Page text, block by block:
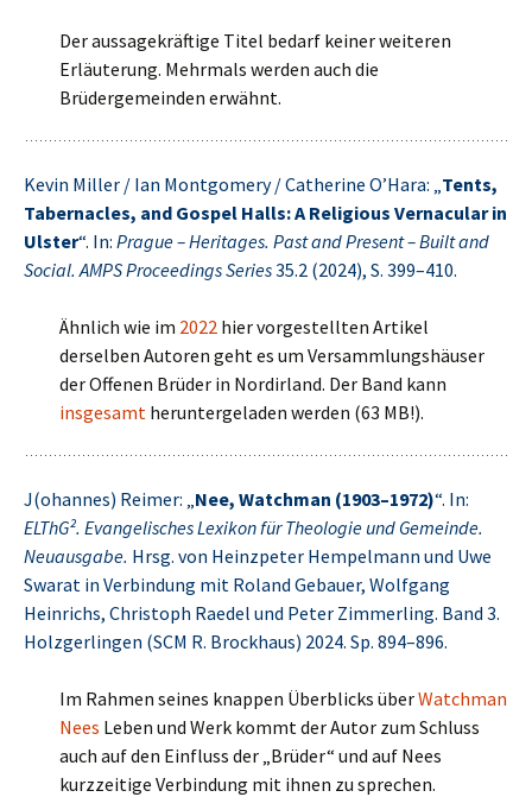
Der aussagekräftige Titel bedarf keiner weiteren
Erläuterung. Mehrmals werden auch die
Brüdergemeinden erwähnt.
Kevin Miller / Ian Montgomery / Catherine O’Hara: „Tents,
Tabernacles, and Gospel Halls: A Religious Vernacular in
Ulster“. In: Prague – Heritages. Past and Present – Built and
Social. AMPS Proceedings Series35.2 (2024), S. 399–410.
Ähnlich wie im 2022 hier vorgestellten Artikel
derselben Autoren geht es um Versammlungshäuser
der Offenen Brüder in Nordirland. Der Band kann
insgesamt heruntergeladen werden (63 MB!).
J(ohannes) Reimer: „Nee, Watchman (1903–1972)“. In:
ELThG². Evangelisches Lexikon für Theologie und Gemeinde.
Neuausgabe. Hrsg. von Heinzpeter Hempelmann und Uwe
Swarat in Verbindung mit Roland Gebauer, Wolfgang
Heinrichs, Christoph Raedel und Peter Zimmerling. Band 3.
Holzgerlingen (SCM R. Brockhaus) 2024. Sp. 894–896.
Im Rahmen seines knappen Überblicks überWatchman
Nees Leben und Werk kommt der Autor zum Schluss
auch auf den Einfluss der „Brüder“ und auf Nees
kurzzeitige Verbindung mit ihnen zu sprechen.